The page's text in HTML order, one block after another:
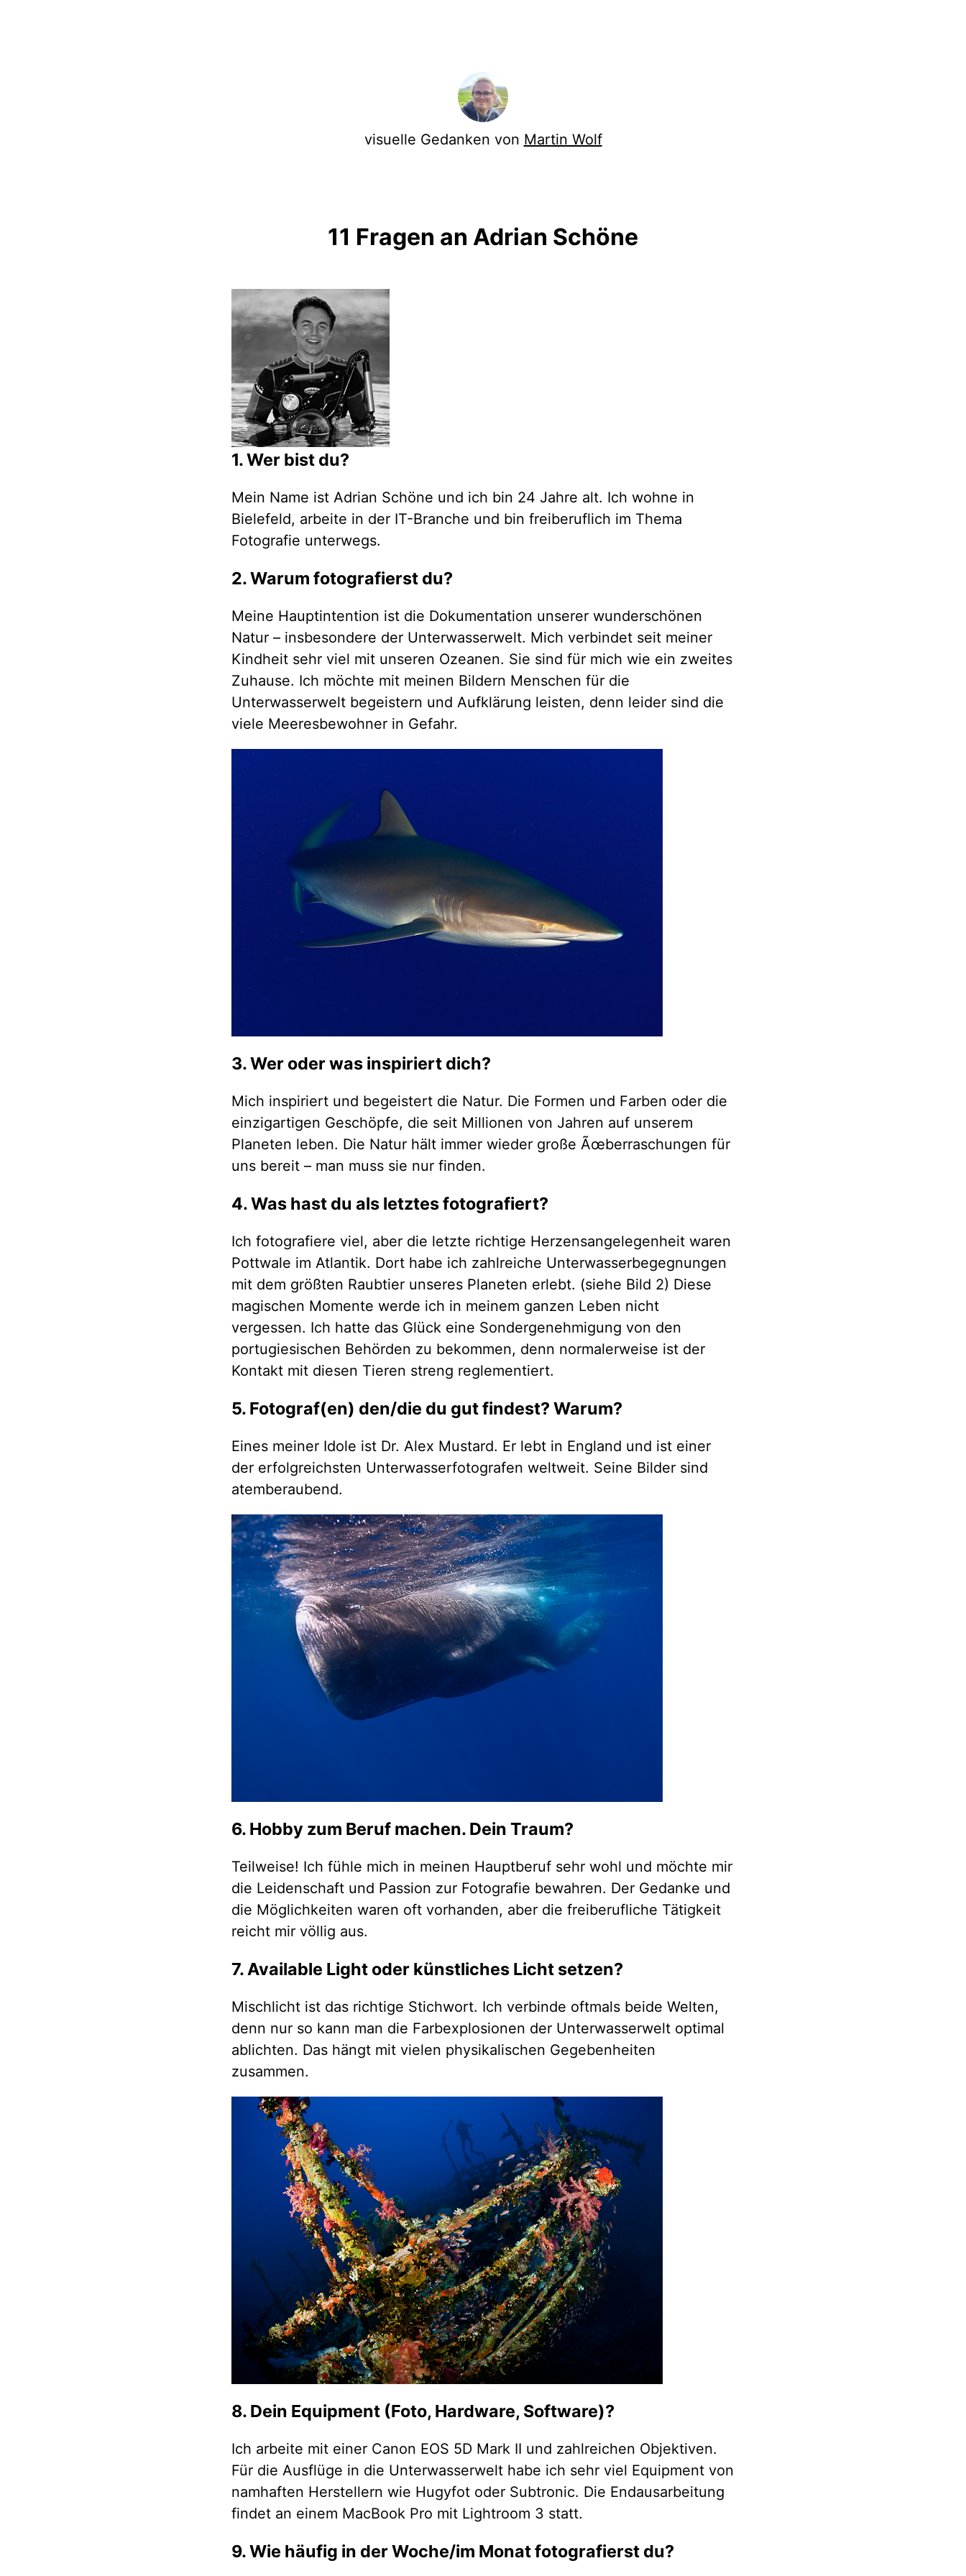
visuelle Gedanken von Martin Wolf
11 Fragen an Adrian Schöne
1. Wer bist du?
Mein Name ist Adrian Schöne und ich bin 24 Jahre alt. Ich wohne in
Bielefeld, arbeite in der IT-Branche und bin freiberuflich im Thema
Fotografie unterwegs.
2. Warum fotografierst du?
Meine Hauptintention ist die Dokumentation unserer wunderschönen
Natur – insbesondere der Unterwasserwelt. Mich verbindet seit meiner
Kindheit sehr viel mit unseren Ozeanen. Sie sind für mich wie ein zweites
Zuhause. Ich möchte mit meinen Bildern Menschen für die
Unterwasserwelt begeistern und Aufklärung leisten, denn leider sind die
viele Meeresbewohner in Gefahr.
3. Wer oder was inspiriert dich?
Mich inspiriert und begeistert die Natur. Die Formen und Farben oder die
einzigartigen Geschöpfe, die seit Millionen von Jahren auf unserem
Planeten leben. Die Natur hält immer wieder große Ãœberraschungen für
uns bereit – man muss sie nur finden.
4. Was hast du als letztes fotografiert?
Ich fotografiere viel, aber die letzte richtige Herzensangelegenheit waren
Pottwale im Atlantik. Dort habe ich zahlreiche Unterwasserbegegnungen
mit dem größten Raubtier unseres Planeten erlebt. (siehe Bild 2) Diese
magischen Momente werde ich in meinem ganzen Leben nicht
vergessen. Ich hatte das Glück eine Sondergenehmigung von den
portugiesischen Behörden zu bekommen, denn normalerweise ist der
Kontakt mit diesen Tieren streng reglementiert.
5. Fotograf(en) den/die du gut findest? Warum?
Eines meiner Idole ist Dr. Alex Mustard. Er lebt in England und ist einer
der erfolgreichsten Unterwasserfotografen weltweit. Seine Bilder sind
atemberaubend.
6. Hobby zum Beruf machen. Dein Traum?
Teilweise! Ich fühle mich in meinen Hauptberuf sehr wohl und möchte mir
die Leidenschaft und Passion zur Fotografie bewahren. Der Gedanke und
die Möglichkeiten waren oft vorhanden, aber die freiberufliche Tätigkeit
reicht mir völlig aus.
7. Available Light oder künstliches Licht setzen?
Mischlicht ist das richtige Stichwort. Ich verbinde oftmals beide Welten,
denn nur so kann man die Farbexplosionen der Unterwasserwelt optimal
ablichten. Das hängt mit vielen physikalischen Gegebenheiten
zusammen.
8. Dein Equipment (Foto, Hardware, Software)?
Ich arbeite mit einer Canon EOS 5D Mark II und zahlreichen Objektiven.
Für die Ausflüge in die Unterwasserwelt habe ich sehr viel Equipment von
namhaften Herstellern wie Hugyfot oder Subtronic. Die Endausarbeitung
findet an einem MacBook Pro mit Lightroom 3 statt.
9. Wie häufig in der Woche/im Monat fotografierst du?